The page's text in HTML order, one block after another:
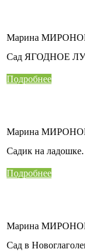
Марина
Сад ЯГОДНОЕ
Подробнее
Марина
Садик на ладошке.
Подробнее
Марина
Сад в